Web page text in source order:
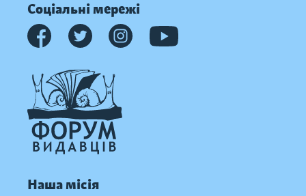
Соціальні мережі
Наша місія